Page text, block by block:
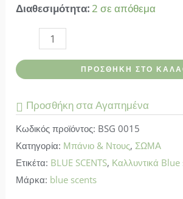
Διαθεσιμότητα:2 σε απόθεμα
Αφρόλουτρο
Jasmine
ποσότητα
ΠΡΟΣΘΉΚΗ ΣΤΟ
Προσθήκη στα Αγαπημένα
Κωδικός προϊόντος: BSG 0015
Κατηγορία: Μπάνιο & Ντους, ΣΩΜΑ
Ετικέτα: BLUE SCENTS, Καλλυντικά
Μάρκα: blue scents